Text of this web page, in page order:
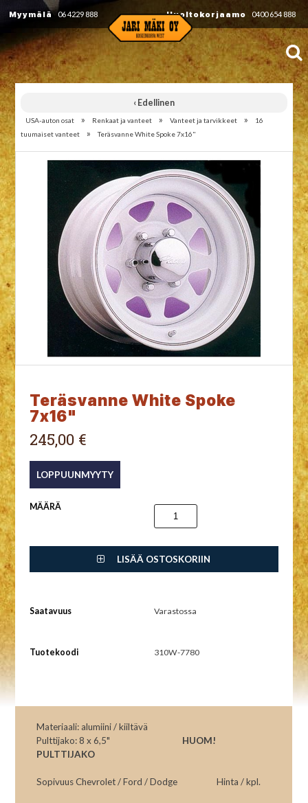
Myymälä 06 4229 888 Huoltokorjaamo 0400 654 888
‹ Edellinen
USA-auton osat » Renkaat ja vanteet » Vanteet ja tarvikkeet »
16
tuumaiset vanteet
» Teräsvanne White Spoke 7x16"
Teräsvanne White Spoke
7x16"
245,00 €
MÄÄRÄ
LISÄÄ OSTOSKORIIN
Saatavuus Varastossa
Tuotekoodi 310W-7780
Materiaali: alumiini / kiiltävä
Pulttijako: 8 x 6,5"
HUOM!
PULTTIJAKO
Sopivuus Chevrolet / Ford / Dodge Hinta / kpl.